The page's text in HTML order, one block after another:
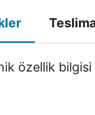
özellik bilgisi